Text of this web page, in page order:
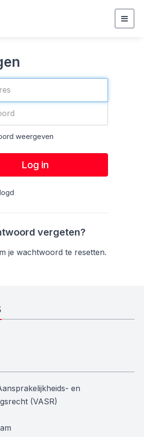
weergeven
Log in
vergeten?
je wachtwoord te resetten.
en
(VASR)